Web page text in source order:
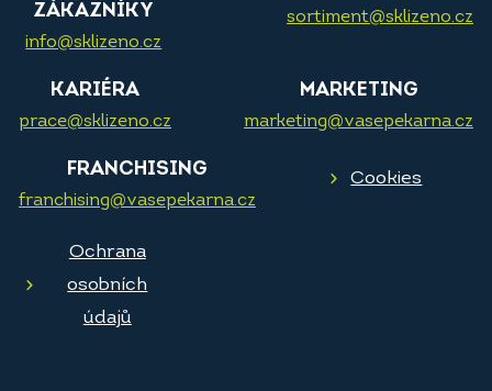
ZÁKAZNÍKY
info@sklizeno.cz
sortiment@sklizeno.cz
KARIÉRA
prace@sklizeno.cz
MARKETING
marketing@vasepekarna.cz
FRANCHISING
franchising@vasepekarna.cz
Cookies
Ochrana
osobních
údajů